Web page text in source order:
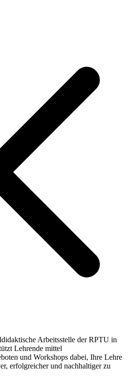
Arbeitsstelle der RPTU in
Lehrende mittel
und Workshops dabei, Ihre Lehre
erfolgreicher und nachhaltiger zu